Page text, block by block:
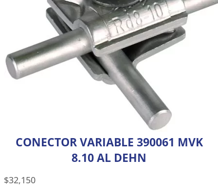
CONECTOR VARIABLE 390061 MVK
8.10 AL DEHN
$32,150